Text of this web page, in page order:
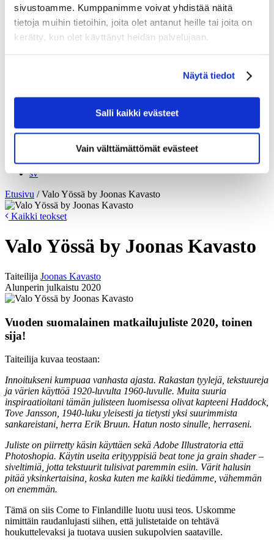
sivustoamme. Kumppanimme voivat yhdistää näitä
tietoja muihin tietoihin, joita olet antanut heille tai joita on
kerätty, kun olet käyttänyt heidän palvelujaan.
Näytä tiedot
Salli kaikki evästeet
Vain välttämättömät evästeet
Tekniset erittelyt
Tarinamme
Tarinoita julistemetsästäjältä
Poster Hunters – The Video
Yrityksille
Yrityksille
fi
sv
Etusivu /Valo Yössä by Joonas Kavasto
Kaikki teokset
Valo Yössä by Joonas Kavasto
Taiteilija Joonas Kavasto
Alunperin julkaistu 2020
Vuoden suomalainen matkailujuliste 2020, toinen
sija!
Taiteilija kuvaa teostaan:
Innoitukseni kumpuaa vanhasta ajasta. Rakastan tyylejä, tekstuureja
ja värien käyttöä 1920-luvulta 1960-luvulle. Muita suuria
inspiraatioitani tämän julisteen luomisessa olivat kapteeni Haddock,
Tove Jansson, 1940-luku yleisesti ja tietysti yksi suurimmista
sankareistani, herra Erik Bruun. Hatun nosto sinulle, herraseni.
Juliste on piirretty käsin käyttäen sekä Adobe Illustratoria että
Photoshopia. Käytin useita erityyppisiä beat tone ja grain shader –
siveltimiä, jotta tekstuurit tulisivat paremmin esiin. Värit halusin
pitää yksinkertaisina, koska kuten me kaikki tiedämme, vähemmän
on enemmän.
Tämä on siis Come to Finlandille luotu uusi teos. Uskomme
nimittäin raudanlujasti siihen, että julistetaide on tehtävä
houkuttelevaksi ja tuotava uusien sukupolvien saataville.